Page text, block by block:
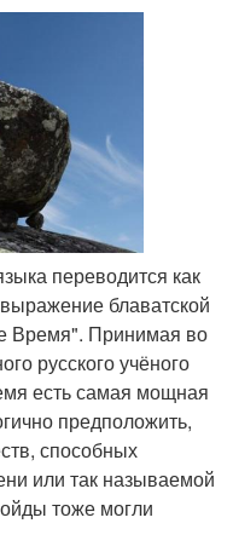
переводится как
блаватской
Время". Принимая во
русского учёного
есть самая мощная
предположить,
способных
или так называемой
тоже могли